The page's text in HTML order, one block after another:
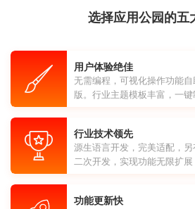
选择应用公园的五
用户体验绝佳
无需编程，可视化操作功能
版。行业主题模板丰富，一键
行业技术领先
源生语言开发，完美适配，
二次开发，实现功能无限扩展
功能更新快